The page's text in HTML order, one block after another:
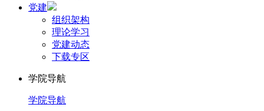
党建
组织架构
理论学习
党建动态
下载专区
学院导航
学院导航